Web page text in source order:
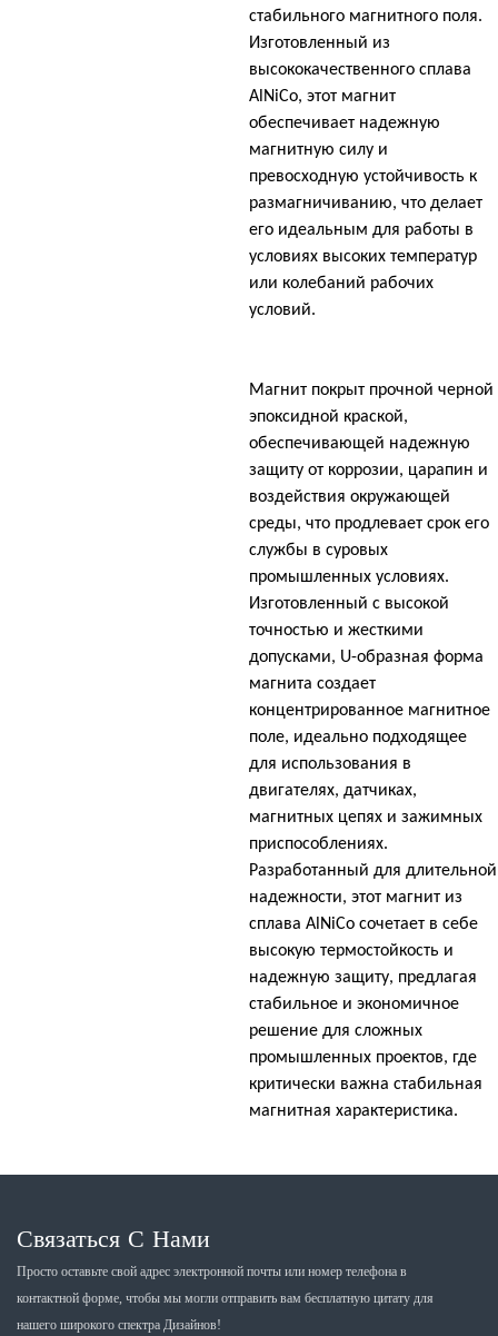
стабильного магнитного поля.
Изготовленный из
высококачественного сплава
AlNiCo, этот магнит
обеспечивает надежную
магнитную силу и
превосходную устойчивость к
размагничиванию, что делает
его идеальным для работы в
условиях высоких температур
или колебаний рабочих
условий.
Магнит покрыт прочной черной
эпоксидной краской,
обеспечивающей надежную
защиту от коррозии, царапин и
воздействия окружающей
среды, что продлевает срок его
службы в суровых
промышленных условиях.
Изготовленный с высокой
точностью и жесткими
допусками, U-образная форма
магнита создает
концентрированное магнитное
поле, идеально подходящее
для использования в
двигателях, датчиках,
магнитных цепях и зажимных
приспособлениях.
Разработанный для длительной
надежности, этот магнит из
сплава AlNiCo сочетает в себе
высокую термостойкость и
надежную защиту, предлагая
стабильное и экономичное
решение для сложных
промышленных проектов, где
критически важна стабильная
магнитная характеристика.
Связаться С Нами
Просто оставьте свой адрес электронной почты или номер телефона в
контактной форме, чтобы мы могли отправить вам бесплатную цитату для
нашего широкого спектра Дизайнов!